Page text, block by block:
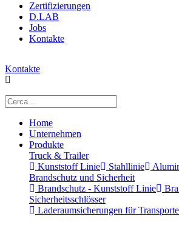
Zertifizierungen
D.LAB
Jobs
Kontakte
Kontakte
Home
Unternehmen
Produkte
Truck & Trailer
Kunststoff Linie
Stahllinie
Brandschutz und Sicherheit
Brandschutz - Kunststoff Linie
Sicherheitsschlösser
Laderaumsicherungen für